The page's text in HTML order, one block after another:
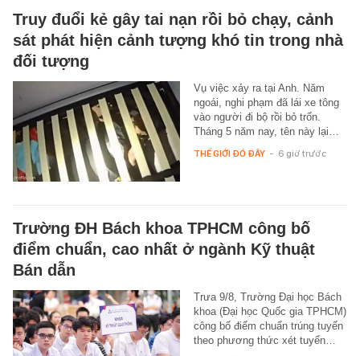
Truy đuổi kẻ gây tai nạn rồi bỏ chạy, cảnh
sát phát hiện cảnh tượng khó tin trong nhà
đối tượng
Vụ việc xảy ra tại Anh. Năm
ngoái, nghi phạm đã lái xe tông
vào người đi bộ rồi bỏ trốn.
Tháng 5 năm nay, tên này lại…
THẾ GIỚI ĐÓ ĐÂY - 6 giờ trước
Trường ĐH Bách khoa TPHCM công bố
điểm chuẩn, cao nhất ở ngành Kỹ thuật
Bán dẫn
Trưa 9/8, Trường Đại học Bách
khoa (Đại học Quốc gia TPHCM)
công bố điểm chuẩn trúng tuyển
theo phương thức xét tuyển…